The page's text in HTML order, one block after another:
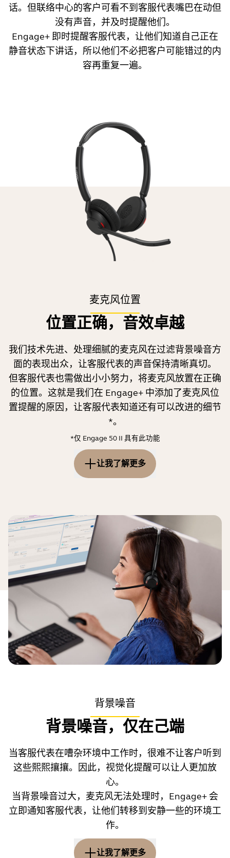
如何应对
每当出现长时间停顿的提醒时，请考虑打破沉默。比
如，如果您在忙着查找信息，请告知对方谈话会暂时中
断一下，您很快就会回来。
话。但联络中心的客户可看不到客服代表嘴巴在动但
没有声音，并及时提醒他们。
Engage+ 即时提醒客服代表，让他们知道自己正在
静音状态下讲话，所以他们不必把客户可能错过的内
容再重复一遍。
麦克风位置
位置正确，音效卓越
我们技术先进、处理细腻的麦克风在过滤背景噪音方
面的表现出众，让客服代表的声音保持清晰真切。
但客服代表也需做出小小努力，将麦克风放置在正确
的位置。这就是我们在 Engage+ 中添加了麦克风位
置提醒的原因，让客服代表知道还有可以改进的细节
*。
*仅 Engage 50 II 具有此功能
让我了解更多
或使对方无法听清。如果您的背景非常嘈杂，这种情况
会更加明显。如果麦克风位置不正确，耳麦可能无法将
您的声音从环境噪音中有效地分离。
Engage 耳麦经过精心设计，即使在麦克风未被正确放
置的情况下也可表现良好。当然，如您可以正确放置麦
克风，效果会更加理想。
如何应对
如果出现了麦克风位置不正确的提醒，请务必移动麦克
风并将其置于嘴部正前方。这将改善音频质量，特别是
在背景极其嘈杂的情况下。
背景噪音
背景噪音，仅在己端
当客服代表在嘈杂环境中工作时，很难不让客户听到
这些熙熙攘攘。因此，视觉化提醒可以让人更加放
心。
当背景噪音过大，麦克风无法处理时，Engage+ 会
立即通知客服代表，让他们转移到安静一些的环境工
作。
让我了解更多